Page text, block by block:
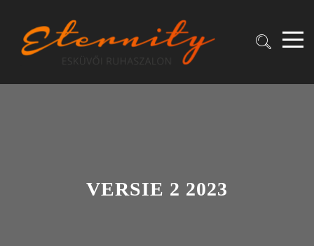
VERSIE 2 2023